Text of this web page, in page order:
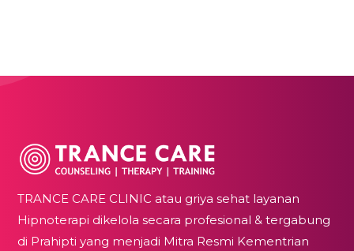
TRANCE CARE CLINIC atau griya sehat layanan
Hipnoterapi dikelola secara profesional & tergabung
di Prahipti yang menjadi Mitra Resmi Kementrian